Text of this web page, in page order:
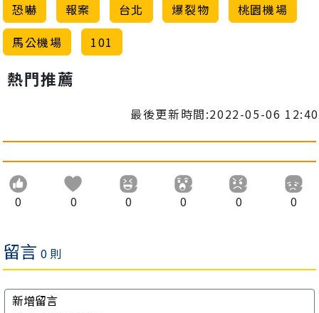
恐嚇
報案 台北 爆裂物
桃園機場
馬公機場
101
熱門推薦
最後更新時間:2022-05-06 12:40
0 0 0 0 0 0